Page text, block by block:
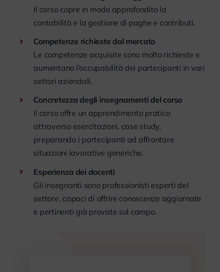
Il corso copre in modo approfondito la
contabilità e la gestione di paghe e contributi.
Competenze richieste dal mercato
Le competenze acquisite sono molto richieste e
aumentano l’occupabilità dei partecipanti in vari
settori aziendali.
Concretezza degli insegnamenti del corso
Il corso offre un apprendimento pratico
attraverso esercitazioni, case study,
preparando i partecipanti ad affrontare
situazioni lavorative generiche.
Esperienza dei docenti
Gli insegnanti sono professionisti esperti del
settore, capaci di offrire conoscenze aggiornate
e pertinenti già provate sul campo.